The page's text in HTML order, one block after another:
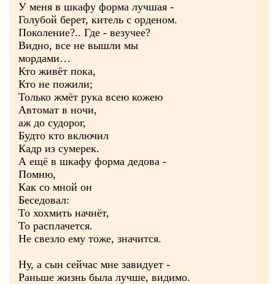
У меня в шкафу форма лучшая -
Голубой берет, китель с орденом.
Поколение?.. Где - везучее?
Видно, все не вышли мы
мордами…
Кто живёт пока,
Кто не пожили;
Только жмёт рука всею кожею
Автомат в ночи,
аж до судорог,
Будто кто включил
Кадр из сумерек.
А ещё в шкафу форма дедова -
Помню,
Как со мной он
Беседовал:
То хохмить начнёт,
То расплачется.
Не свезло ему тоже, значится.
Ну, а сын сейчас мне завидует -
Раньше жизнь была лучше, видимо.